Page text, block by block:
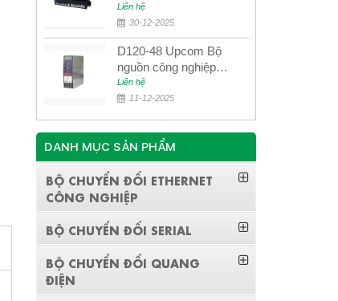
Industrial 250W
PoE/PoE+
Liên hệ
30-12-2025
D120-48 Upcom Bộ
nguồn công nghiệp
đầu ra đơn 120W
48VDC
Liên hệ
11-12-2025
DANH MỤC SẢN PHẨM
BỘ CHUYỂN ĐỔI ETHERNET
CÔNG NGHIỆP
BỘ CHUYỂN ĐỔI SERIAL
BỘ CHUYỂN ĐỔI QUANG
ĐIỆN